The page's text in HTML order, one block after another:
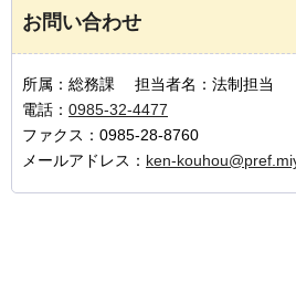
お問い合わせ
所属：総務課 担当者名：法制担当
電話： 0985-32-4477
ファクス：0985-28-8760
メールアドレス： ken-